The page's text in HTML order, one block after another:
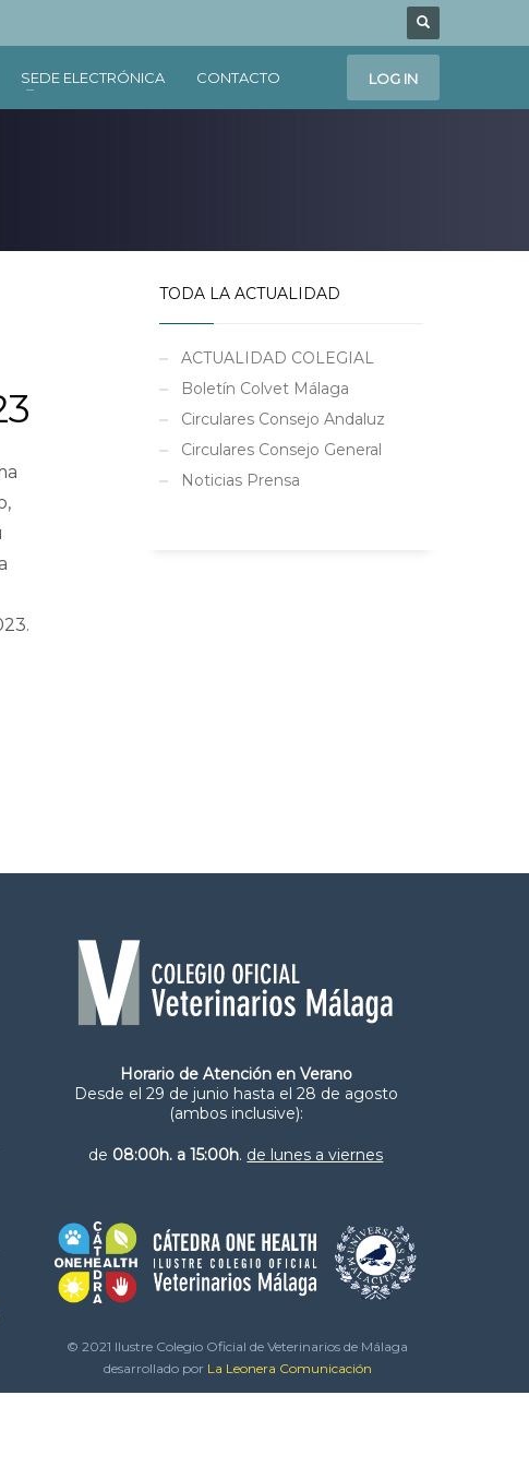
SEDE ELECTRÓNICA CONTACTO LOG IN
TODA LA ACTUALIDAD
ACTUALIDAD COLEGIAL
Boletín Colvet Málaga
Circulares Consejo Andaluz
Circulares Consejo General
Noticias Prensa
Horario de Atención en Verano
Desde el 29 de junio hasta el 28 de agosto
(ambos inclusive):
de 08:00h. a 15:00h. de lunes a viernes
© 2021 Ilustre Colegio Oficial de Veterinarios de Málaga
desarrollado por La Leonera Comunicación